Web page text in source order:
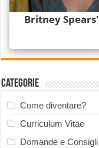
Categorie
Come diventare?
Curriculum Vitae
Domande e Consigli